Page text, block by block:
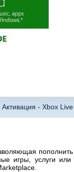
Активация - Xbox Live
игры, услуги